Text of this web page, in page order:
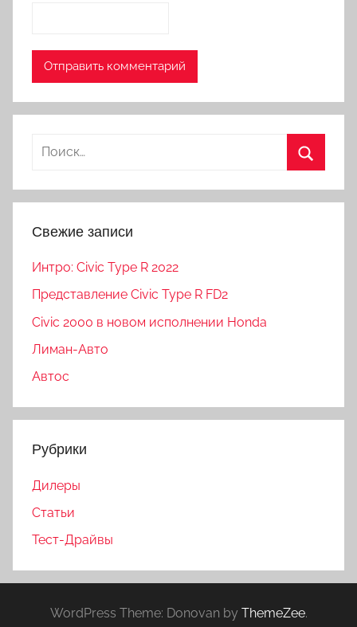
Свежие записи
Интро: Civic Type R 2022
Представление Civic Type R FD2
Civic 2000 в новом исполнении Honda
Лиман-Авто
Автос
Рубрики
Дилеры
Статьи
Тест-Драйвы
WordPress Theme: Donovan by ThemeZee.